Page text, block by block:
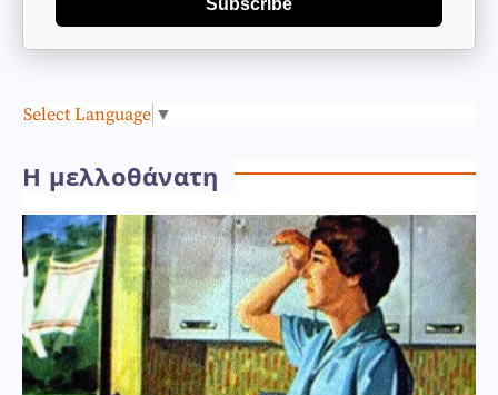
Select Language ▼
Η μελλοθάνατη